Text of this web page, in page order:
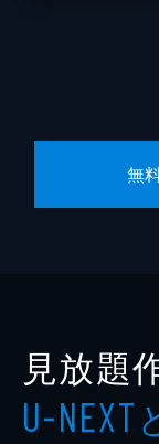
無
見放題
U-NEXT